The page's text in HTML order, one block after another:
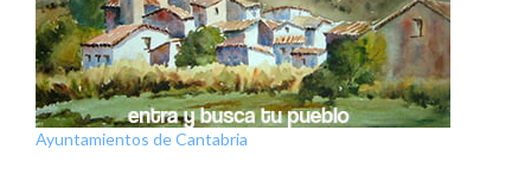
Ayuntamientos de Cantabria